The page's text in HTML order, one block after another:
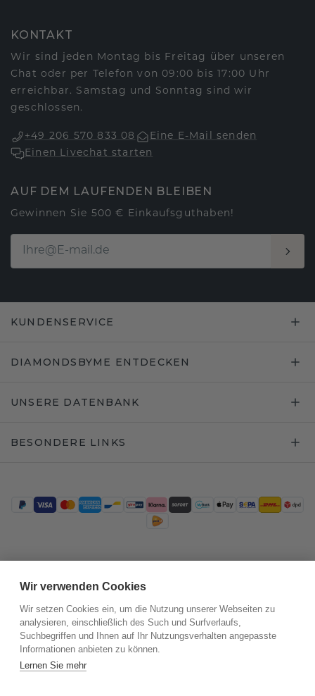
KONTAKT
Wir sind jeden Montag bis Freitag über unseren
Chat oder per Telefon von 09:00 bis 17:00 Uhr
erreichbar. Samstag und Sonntag sind wir
geschlossen.
+49 206 570 833 08
Eine E-Mail senden
Einen Livechat starten
AUF DEM LAUFENDEN BLEIBEN
Gewinnen Sie 500 € Einkaufsguthaben!
KUNDENSERVICE
DIAMONDSBYME ENTDECKEN
UNSERE DATENBANK
BESONDERE LINKS
Wir verwenden Cookies
Wir setzen Cookies ein, um die Nutzung unserer Webseiten zu
analysieren, einschließlich des Such und Surfverlaufs,
Suchbegriffen und Ihnen auf Ihr Nutzungsverhalten angepasste
Informationen anbieten zu können.
Lernen Sie mehr